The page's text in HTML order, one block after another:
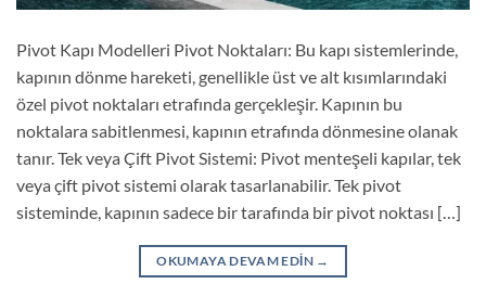
Pivot Kapı Modelleri Pivot Noktaları: Bu kapı sistemlerinde,
kapının dönme hareketi, genellikle üst ve alt kısımlarındaki
özel pivot noktaları etrafında gerçekleşir. Kapının bu
noktalara sabitlenmesi, kapının etrafında dönmesine olanak
tanır. Tek veya Çift Pivot Sistemi: Pivot menteşeli kapılar, tek
veya çift pivot sistemi olarak tasarlanabilir. Tek pivot
sisteminde, kapının sadece bir tarafında bir pivot noktası […]
OKUMAYA DEVAM EDIN →